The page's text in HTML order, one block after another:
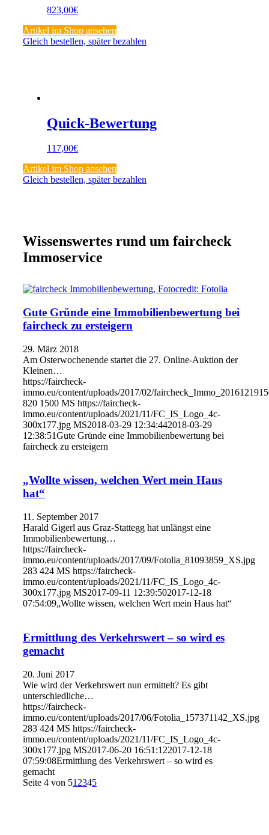
823,00€
Artikel im Shop ansehen
Gleich bestellen, später bezahlen
Quick-Bewertung
117,00€
Artikel im Shop ansehen
Gleich bestellen, später bezahlen
Wissenswertes rund um faircheck
Immoservice
Gute Gründe eine Immobilienbewertung bei
faircheck zu ersteigern
29. März 2018
Am Osterwochenende startet die 27. Online-Auktion der
Kleinen…
https://faircheck-
immo.eu/content/uploads/2017/02/
820 1500 MS https://faircheck-
immo.eu/content/uploads/2021/11/FC_IS_Logo_4c-
300x177.jpg MS2018-03-29 12:34:442018-03-29
12:38:51Gute Gründe eine Immobilienbewertung bei
faircheck zu ersteigern
„Wollte wissen, welchen Wert mein Haus
hat“
11. September 2017
Harald Gigerl aus Graz-Stattegg hat unlängst eine
Immobilienbewertung…
https://faircheck-
immo.eu/content/uploads/2017/09/Fotolia_81093859_XS.jpg
283 424 MS https://faircheck-
immo.eu/content/uploads/2021/11/FC_IS_Logo_4c-
300x177.jpg MS2017-09-11 12:39:502017-12-18
07:54:09„Wollte wissen, welchen Wert mein Haus hat“
Ermittlung des Verkehrswert – so wird es
gemacht
20. Juni 2017
Wie wird der Verkehrswert nun ermittelt? Es gibt
unterschiedliche…
https://faircheck-
immo.eu/content/uploads/2017/06/Fotolia_157371142_XS.jpg
283 424 MS https://faircheck-
immo.eu/content/uploads/2021/11/FC_IS_Logo_4c-
300x177.jpg MS2017-06-20 16:51:122017-12-18
07:59:08Ermittlung des Verkehrswert – so wird es
gemacht
Seite 4 von 51 2345